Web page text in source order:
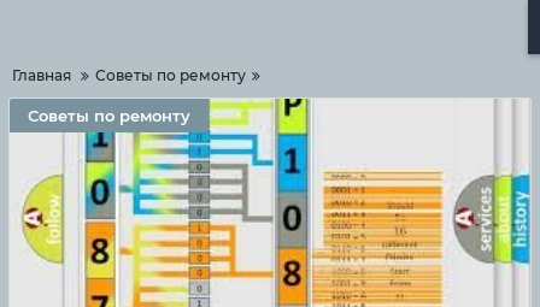
Главная Советы по ремонту
Советы по ремонту